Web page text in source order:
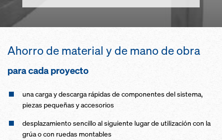
Ahorro de material y de mano de obra
para cada proyecto
una carga y descarga rápidas de componentes del sistema,
piezas pequeñas y accesorios
desplazamiento sencillo al siguiente lugar de utilización con la
grúa o con ruedas montables